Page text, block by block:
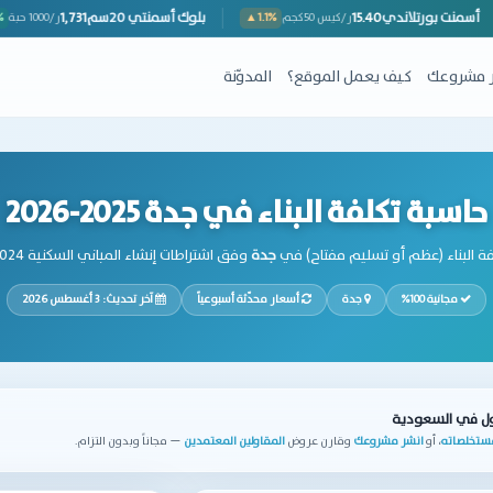
3,108ر/طن ▼1.1% أسمنت بورتلاندي15.40 ر/كيس 50كجم ▲1.1% بلوك أسمنتي 20سم
مشروعك كيف يعمل الموقع؟ المدوّنة
حاسبة تكلفة البناء في جدة 2025-2026
البناء (عظم أو تسليم مفتاح) فيجدةوفق اشتراطات إنشاء المباني السكنية 2024 والكود السعودي للبناء SBC
مجانية 100% جدة أسعار محدّثة أسبوعياً آخر تحديث: 3 أغسطس 2026
في السعودية
، أوانشر مشروعك وقارن عروضالمقاولين المعتمدين — مجاناً وبدون التزام.